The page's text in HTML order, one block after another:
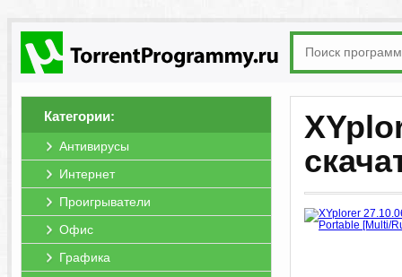
Категории:
Антивирусы
Интернет
Проигрыватели
Офис
Графика